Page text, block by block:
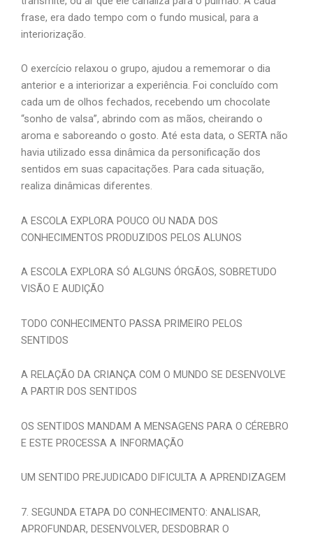
frase, era dado tempo com o fundo musical, para a
interiorização.
O exercício relaxou o grupo, ajudou a rememorar o dia
anterior e a interiorizar a experiência. Foi concluído com
cada um de olhos fechados, recebendo um chocolate
“sonho de valsa”, abrindo com as mãos, cheirando o
aroma e saboreando o gosto. Até esta data, o SERTA não
havia utilizado essa dinâmica da personificação dos
sentidos em suas capacitações. Para cada situação,
realiza dinâmicas diferentes.
A ESCOLA EXPLORA POUCO OU NADA DOS
CONHECIMENTOS PRODUZIDOS PELOS ALUNOS
A ESCOLA EXPLORA SÓ ALGUNS ÓRGÃOS, SOBRETUDO
VISÃO E AUDIÇÃO
TODO CONHECIMENTO PASSA PRIMEIRO PELOS
SENTIDOS
A RELAÇÃO DA CRIANÇA COM O MUNDO SE DESENVOLVE
A PARTIR DOS SENTIDOS
OS SENTIDOS MANDAM A MENSAGENS PARA O CÉREBRO
E ESTE PROCESSA A INFORMAÇÃO
UM SENTIDO PREJUDICADO DIFICULTA A APRENDIZAGEM
7. SEGUNDA ETAPA DO CONHECIMENTO: ANALISAR,
APROFUNDAR, DESENVOLVER, DESDOBRAR O